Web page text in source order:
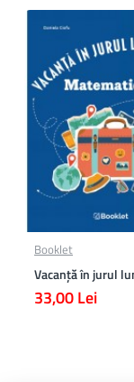
Booklet
33,00 Lei